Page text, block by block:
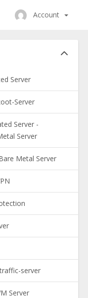
Account
Server
Server
Server -
Server
Metal Server
server
Server